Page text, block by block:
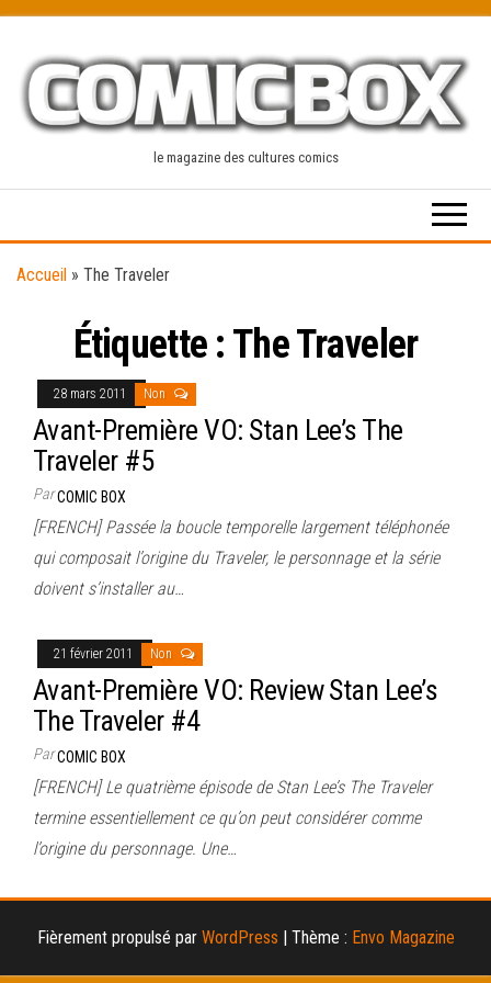
content
le magazine des cultures comics
Accueil » The Traveler
Étiquette : The Traveler
28 mars 2011 Non
Avant-Première VO: Stan Lee’s The
Traveler #5
ParCOMIC BOX
[FRENCH] Passée la boucle temporelle largement téléphonée
qui composait l’origine du Traveler, le personnage et la série
doivent s’installer au…
21 février 2011 Non
Avant-Première VO: Review Stan Lee’s
The Traveler #4
ParCOMIC BOX
[FRENCH] Le quatrième épisode de Stan Lee’s The Traveler
termine essentiellement ce qu’on peut considérer comme
l’origine du personnage. Une…
Fièrement propulsé par WordPress | Thème : Envo Magazine